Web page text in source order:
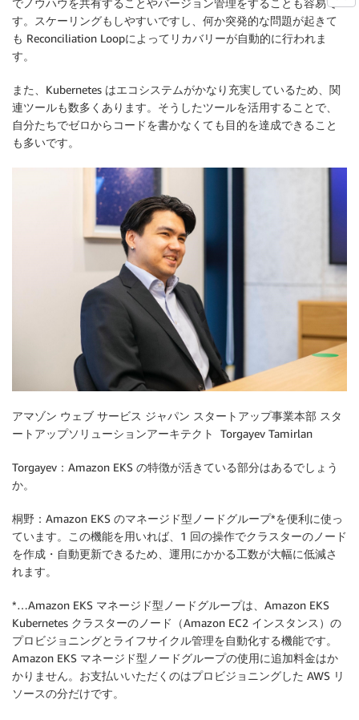
でノウハウを共有することやバージョン管理をすることも容易で
す。スケーリングもしやすいですし、何か突発的な問題が起きて
も Reconciliation Loopによってリカバリーが自動的に行われま
す。
また、Kubernetes はエコシステムがかなり充実しているため、関
連ツールも数多くあります。そうしたツールを活用することで、
自分たちでゼロからコードを書かなくても目的を達成できること
も多いです。
アマゾン ウェブ サービス ジャパン スタートアップ事業本部 スタ
ートアップソリューションアーキテクト Torgayev Tamirlan
Torgayev：Amazon EKS の特徴が活きている部分はあるでしょう
か。
桐野：Amazon EKS のマネージド型ノードグループ*を便利に使っ
ています。この機能を用いれば、1 回の操作でクラスターのノード
を作成・自動更新できるため、運用にかかる工数が大幅に低減さ
れます。
*…Amazon EKS マネージド型ノードグループは、Amazon EKS
Kubernetes クラスターのノード（Amazon EC2 インスタンス）の
プロビジョニングとライフサイクル管理を自動化する機能です。
Amazon EKS マネージド型ノードグループの使用に追加料金はか
かりません。お支払いいただくのはプロビジョニングした AWS リ
ソースの分だけです。